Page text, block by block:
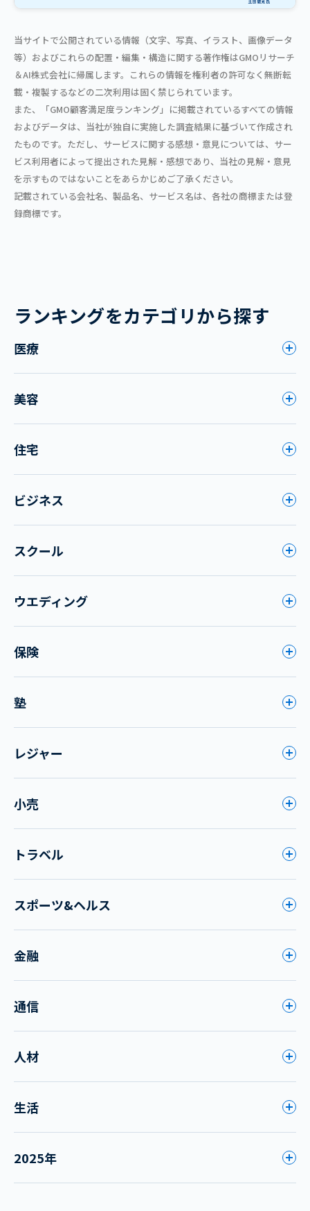
当サイトで公開されている情報（文字、写真、イラスト、画像データ
等）およびこれらの配置・編集・構造に関する著作権はGMOリサーチ
＆AI株式会社に帰属します。これらの情報を権利者の許可なく無断転
載・複製するなどの二次利用は固く禁じられています。
また、「GMO顧客満足度ランキング」に掲載されているすべての情報
およびデータは、当社が独自に実施した調査結果に基づいて作成され
たものです。ただし、サービスに関する感想・意見については、サー
ビス利用者によって提出された見解・感想であり、当社の見解・意見
を示すものではないことをあらかじめご了承ください。
記載されている会社名、製品名、サービス名は、各社の商標または登
録商標です。
ランキングをカテゴリから探す
医療
美容
住宅
ビジネス
スクール
ウエディング
保険
塾
レジャー
小売
トラベル
スポーツ&ヘルス
金融
通信
人材
生活
2025年